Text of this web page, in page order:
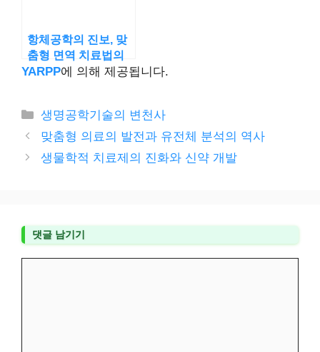
항체공학의 진보, 맞
춤형 면역 치료법의
발전
YARPP에 의해 제공됩니다.
카
테
리
생명공학기술의 변천사
맞춤형 의료의 발전과 유전체 분석의 역사
생물학적 치료제의 진화와 신약 개발
댓글 남기기